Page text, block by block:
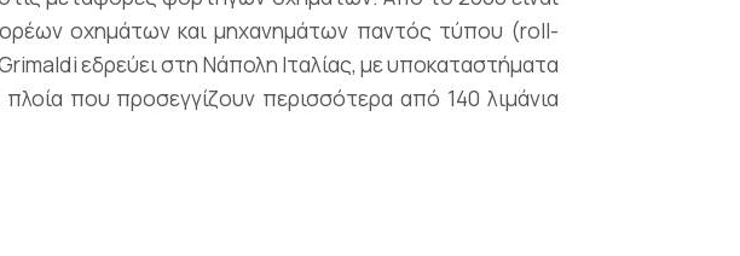
οχημάτων και μηχανημάτων παντός τύπου (roll-
εδρεύει στη Νάπολη Ιταλίας, με υποκαταστήματα
που προσεγγίζουν περισσότερα από 140 λιμάνια